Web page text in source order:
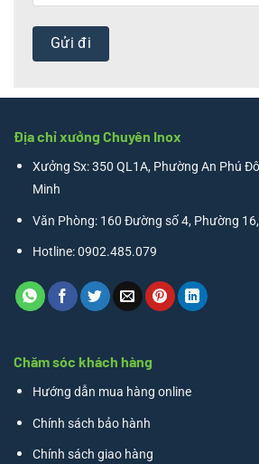
Địa chỉ xưởng Chuyên Inox
Xưởng Sx: 350 QL1A, Phường An Phú
Minh
Văn Phòng: 160 Đường số 4, Phường
Hotline: 0902.485.079
Chăm sóc khách hàng
Hướng dẫn mua hàng online
Chính sách bảo hành
Chính sách giao hàng